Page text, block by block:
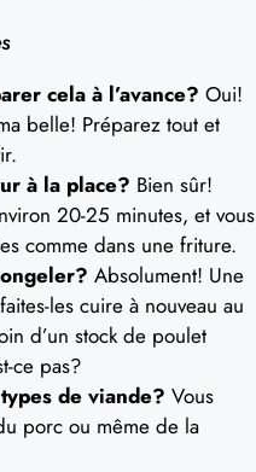
cela à l’avance? Oui!
belle! Préparez tout et
à la place? Bien sûr!
20-25 minutes, et vous
comme dans une friture.
Absolument! Une
les cuire à nouveau au
d’un stock de poulet
ce pas?
de viande? Vous
porc ou même de la